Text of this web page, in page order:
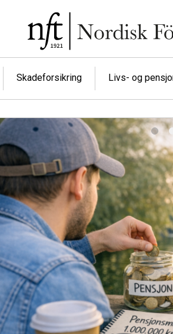
Skadeforsikring Livs- og